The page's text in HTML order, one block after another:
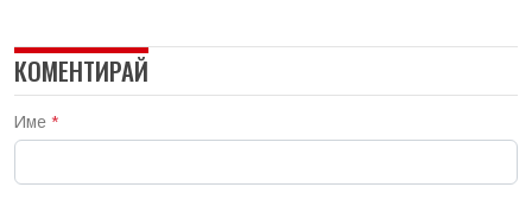
КОМЕНТИРАЙ
Име *